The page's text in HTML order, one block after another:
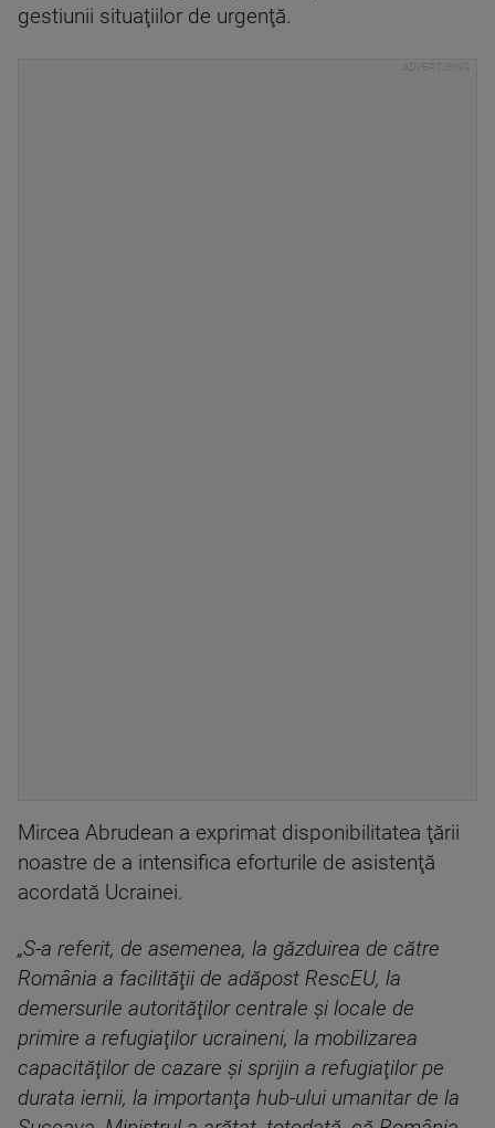
gestiunii situaţiilor de urgenţă.
Mircea Abrudean a exprimat disponibilitatea ţării
noastre de a intensifica eforturile de asistenţă
acordată Ucrainei.
„S-a referit, de asemenea, la găzduirea de către
România a facilităţii de adăpost RescEU, la
demersurile autorităţilor centrale şi locale de
primire a refugiaţilor ucraineni, la mobilizarea
capacităţilor de cazare şi sprijin a refugiaţilor pe
durata iernii, la importanţa hub-ului umanitar de la